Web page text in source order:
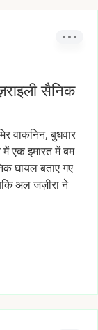
सैनिक
वाकनिन, बुधवार
मेंएकइमारतमेंबम
घायलबताएगए
अलजज़ीराने